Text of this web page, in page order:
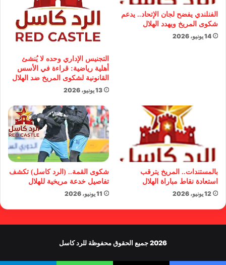
الفنلندي يفضح لجان الإتحاد.. يدعم
شكوى المريخ ويهدد الهلال
14 يونيو، 2026
التجنيس الإداري وحده لا يُنشئ
أهلية رياضية: قراءة في الأسس
القانونية لشكوى المريخ ضد الهلال
13 يونيو، 2026
بالمستندات.. المريخ يترقب
استعادة نقاط مباراة الهلال
12 يونيو، 2026
شكوى القمة.. (الرد كاسل) تكشف
تفاصيل خدعة مريخية للهلال
11 يونيو، 2026
2026 جميع الحقوق محفوظة للرد كاسل